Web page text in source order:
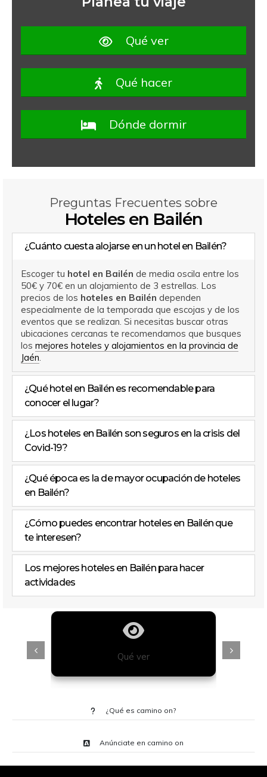
Qué ver
Qué hacer
Dónde dormir
Preguntas Frecuentes sobre
Hoteles en Bailén
¿Cuánto cuesta alojarse en un hotel en Bailén?
Escoger tu hotel en Bailén de media oscila entre los
50€ y 70€ en un alojamiento de 3 estrellas. Los
precios de los hoteles en Bailén dependen
especialmente de la temporada que escojas y de los
eventos que se realizan. Si necesitas buscar otras
ubicaciones cercanas te recomendamos que busques
los mejores hoteles y alojamientos en la provincia de
Jaén
¿Qué hotel en Bailén es recomendable para
conocer el lugar?
¿Los hoteles en Bailén son seguros en la crisis del
Covid-19?
¿Qué época es la de mayor ocupación de hoteles
en Bailén?
¿Cómo puedes encontrar hoteles en Bailén que
te interesen?
Los mejores hoteles en Bailén para hacer
actividades
Qué ver
¿Qué es camino on?
Anúnciate en camino on